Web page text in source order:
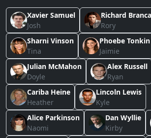
Xavier Samuel
Josh
Richard
Rory
Sharni Vinson
Tina
Phoebe Tonkin
Jaimie
Julian McMahon
Doyle
Alex Russell
Ryan
Cariba Heine
Heather
Lincoln Lewis
Kyle
Alice Parkinson
Naomi
Dan Wyllie
Kirby